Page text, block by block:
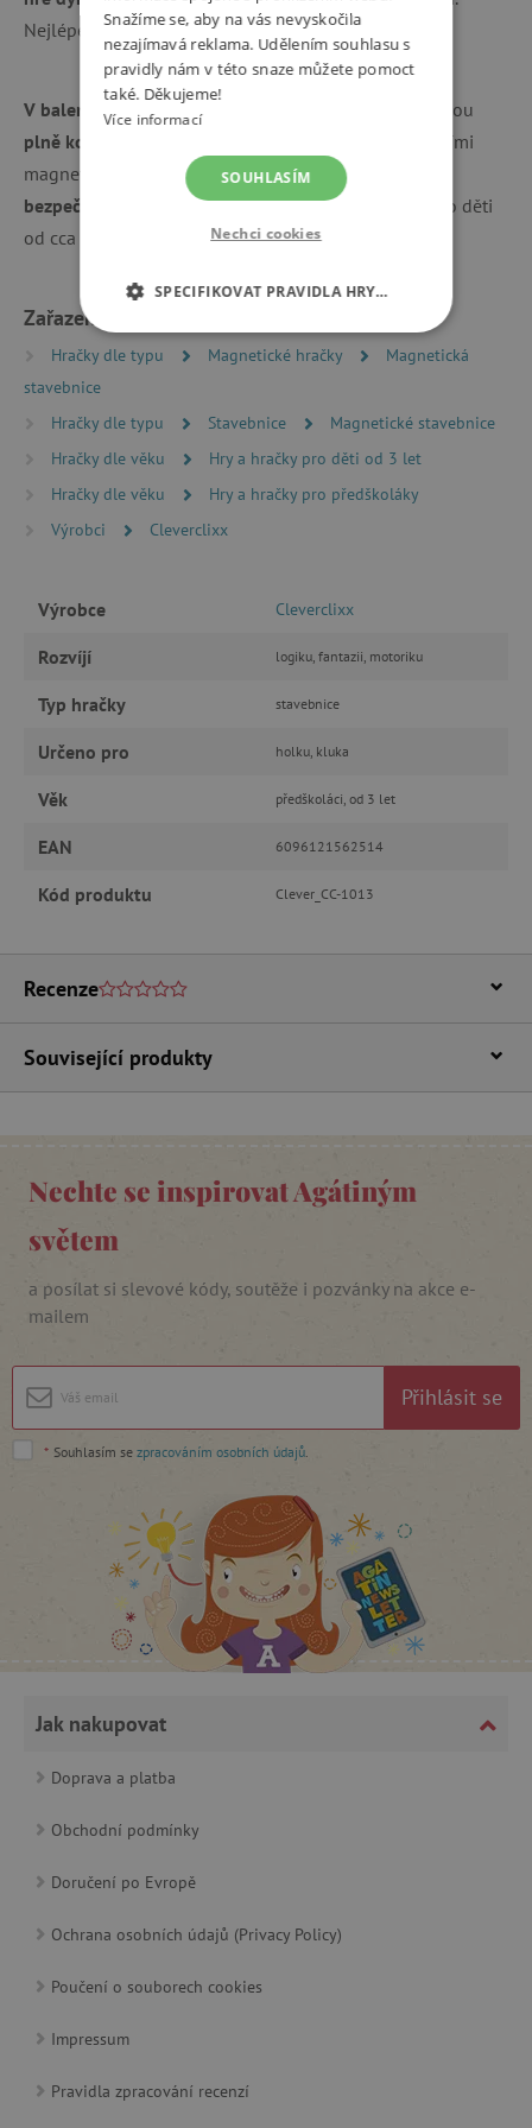
Nejlépe vyniknou v šeru nebo úplné tmě.
V balení najdete 4 kuličky
v různých barvách, které jsou
plně kompatibilní se stavebnicemi Cleverclixx
i dalšími
magnetickými systémy. Jsouvyrobeny z kvalitního a
bezpečného materiálu (MABS, bez BPA)
a vhodné pro děti
od cca 3 let.
Zařazeno v kategoriích
Hračky dle typu Magnetické hračky
Magnetická
stavebnice
Hračky dle typu
Stavebnice
Magnetické stavebnice
Hračky dle věku
Hry a hračky pro děti od 3 let
Hračky dle věku
Hry a hračky pro předškoláky
Výrobci
Cleverclixx
Výrobce Cleverclixx
Rozvíjí logiku, fantazii, motoriku
Typ hračky stavebnice
Určeno pro holku, kluka
Věk předškoláci, od 3 let
EAN 6096121562514
Kód produktu Clever_CC-1013
Recenze
Související produkty
Nechte se inspirovat Agátiným
světem
a posílat si slevové kódy, soutěže i pozvánky na akce e-
mailem
Přihlásit se
* Souhlasím se zpracováním osobních údajů
Jak nakupovat
Doprava a platba
Obchodní podmínky
Doručení po Evropě
Ochrana osobních údajů (Privacy Policy)
Poučení o souborech cookies
Impressum
Pravidla zpracování recenzí
Snažíme se, aby na vás nevyskočila
nezajímavá reklama. Udělením souhlasu s
pravidly nám v této snaze můžete pomoct
také. Děkujeme!
Více informací
SOUHLASÍM
Nechci cookies
SPECIFIKOVAT PRAVIDLA HRY…
NEZBYTNĚ NUTNÉ COOKIES
MARKETINGOVÉ COOKIES
FUNKČNÍ SOUBORY
Nezbytně nutné cookies
Marketingové cookies
základní funkce webových stránek, jako je
__cf_bm
cjConsent
PHPSESSID